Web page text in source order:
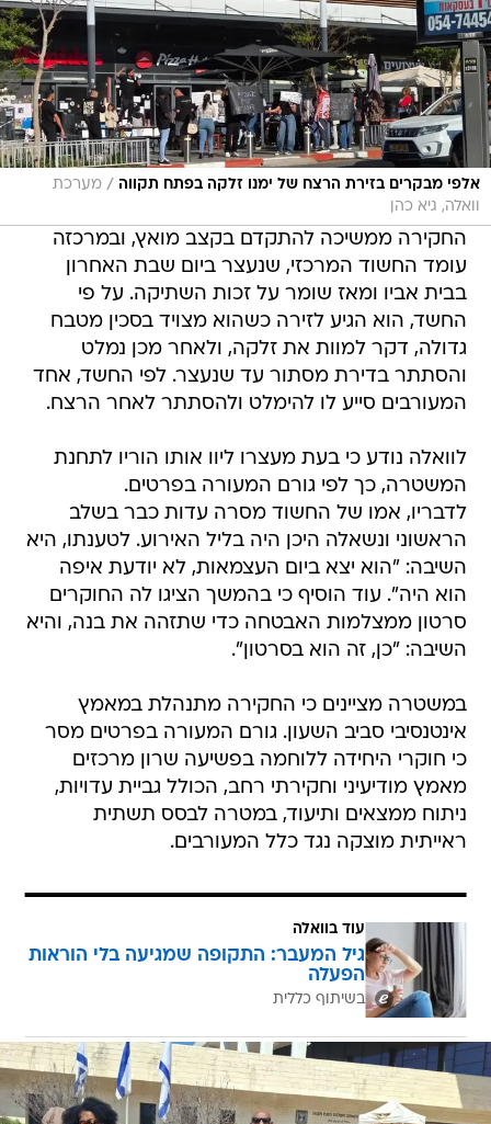
אלפי מבקרים בזירת הרצח של ימנו זלקה בפתח תקווה / מערכת
וואלה, גיא כהן
החקירה ממשיכה להתקדם בקצב מואץ, ובמרכזה
עומד החשוד המרכזי, שנעצר ביום שבת האחרון
בבית אביו ומאז שומר על זכות השתיקה. על פי
החשד, הוא הגיע לזירה כשהוא מצויד בסכין מטבח
גדולה, דקר למוות את זלקה, ולאחר מכן נמלט
והסתתר בדירת מסתור עד שנעצר. לפי החשד, אחד
המעורבים סייע לו להימלט ולהסתתר לאחר הרצח.
לוואלה נודע כי בעת מעצרו ליוו אותו הוריו לתחנת
המשטרה, כך לפי גורם המעורה בפרטים.
לדבריו, אמו של החשוד מסרה עדות כבר בשלב
הראשוני ונשאלה היכן היה בליל האירוע. לטענתו, היא
השיבה: "הוא יצא ביום העצמאות, לא יודעת איפה
הוא היה". עוד הוסיף כי בהמשך הציגו לה החוקרים
סרטון ממצלמות האבטחה כדי שתזהה את בנה, והיא
השיבה: "כן, זה הוא בסרטון".
במשטרה מציינים כי החקירה מתנהלת במאמץ
אינטנסיבי סביב השעון. גורם המעורה בפרטים מסר
כי חוקרי היחידה ללוחמה בפשיעה שרון מרכזים
מאמץ מודיעיני וחקירתי רחב, הכולל גביית עדויות,
ניתוח ממצאים ותיעוד, במטרה לבסס תשתית
ראייתית מוצקה נגד כלל המעורבים.
עוד בוואלה
גיל המעבר: התקופה שמגיעה בלי הוראות
הפעלה
בשיתוף כללית